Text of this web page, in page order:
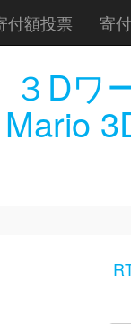
付額投票 寄
Dワ